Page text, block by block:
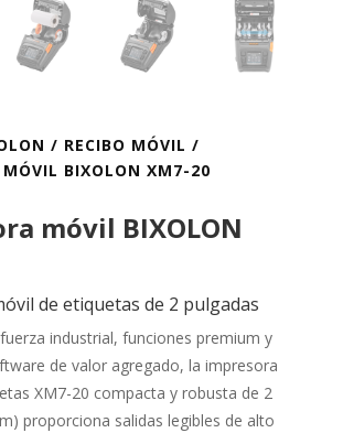
/ RECIBO MÓVIL /
MÓVIL BIXOLON XM7-20
móvil BIXOLON
de etiquetas de 2 pulgadas
industrial, funciones premium y
de valor agregado, la impresora
XM7-20 compacta y robusta de 2
proporciona salidas legibles de alto